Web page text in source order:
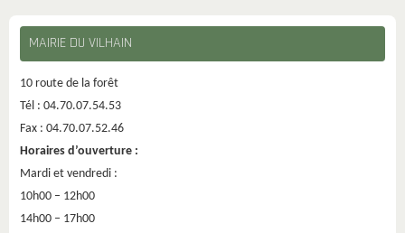
MAIRIE DU VILHAIN
10 route de la forêt
Tél : 04.70.07.54.53
Fax : 04.70.07.52.46
Horaires d’ouverture :
Mardi et vendredi :
10h00 – 12h00
14h00 – 17h00